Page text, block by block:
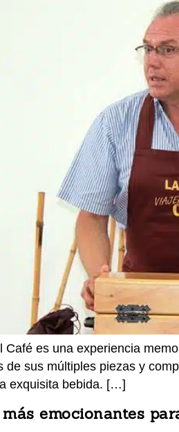
Café es una experiencia
de sus múltiples piezas y
exquisita bebida. […]
más emocionantes